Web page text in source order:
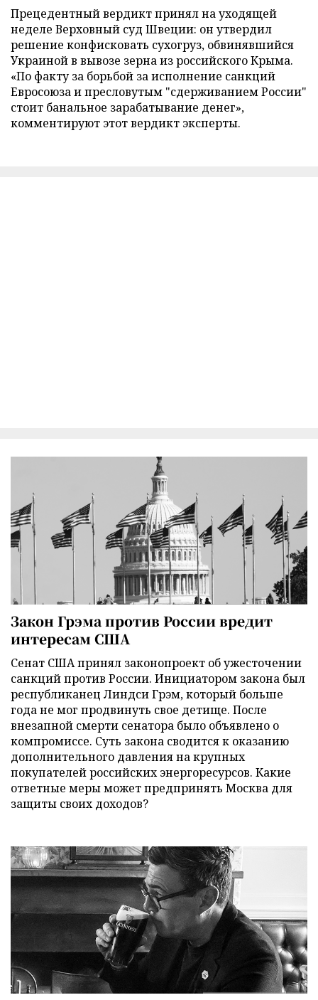
Прецедентный вердикт принял на уходящей
неделе Верховный суд Швеции: он утвердил
решение конфисковать сухогруз, обвинявшийся
Украиной в вывозе зерна из российского Крыма.
«По факту за борьбой за исполнение санкций
Евросоюза и пресловутым "сдерживанием России"
стоит банальное зарабатывание денег»,
комментируют этот вердикт эксперты.
Закон Грэма против России вредит
интересам США
Сенат США принял законопроект об ужесточении
санкций против России. Инициатором закона был
республиканец Линдси Грэм, который больше
года не мог продвинуть свое детище. После
внезапной смерти сенатора было объявлено о
компромиссе. Суть закона сводится к оказанию
дополнительного давления на крупных
покупателей российских энергоресурсов. Какие
ответные меры может предпринять Москва для
защиты своих доходов?